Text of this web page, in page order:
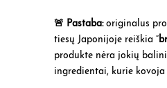
🚨 Pastaba:originalus
tiesų Japonijoje reiškia “
produkte nėra jokių
ingredientai, kurie